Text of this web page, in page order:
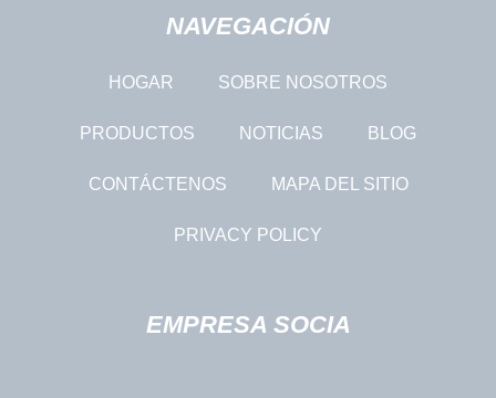
NAVEGACIÓN
HOGAR SOBRE NOSOTROS
PRODUCTOS NOTICIAS BLOG
CONTÁCTENOS MAPA DEL SITIO
PRIVACY POLICY
EMPRESA SOCIA